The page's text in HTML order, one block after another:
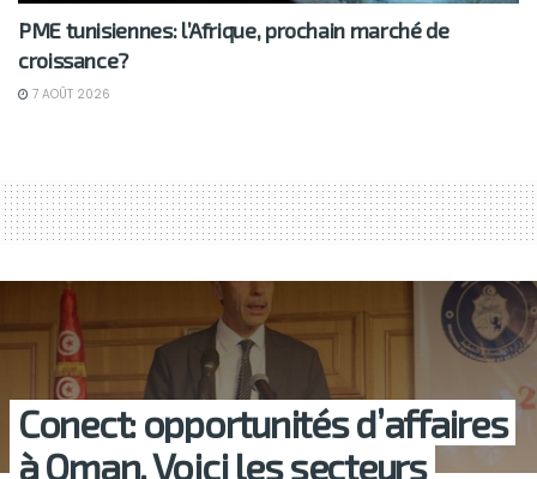
PME tunisiennes: l’Afrique, prochain marché de
croissance?
7 AOÛT 2026
Conect: opportunités d’affaires
à Oman. Voici les secteurs